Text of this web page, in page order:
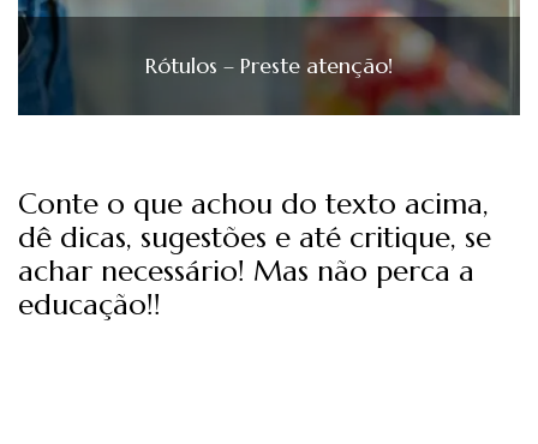
Rótulos – Preste atenção!
Conte o que achou do texto acima,
dê dicas, sugestões e até critique, se
achar necessário! Mas não perca a
educação!!